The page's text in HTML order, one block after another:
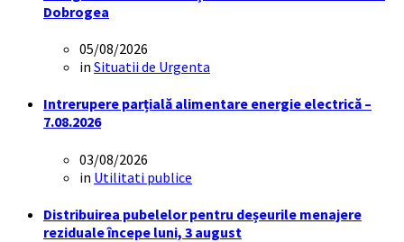
Dobrogea
05/08/2026
in Situatii de Urgenta
Intrerupere parțială alimentare energie electrică –
7.08.2026
03/08/2026
in Utilitati publice
Distribuirea pubelelor pentru deșeurile menajere
reziduale începe luni, 3 august